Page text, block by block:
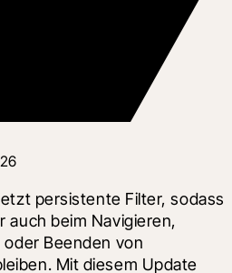
persistente Filter, sodass
auch beim Navigieren,
Beenden von
Mit diesem Update